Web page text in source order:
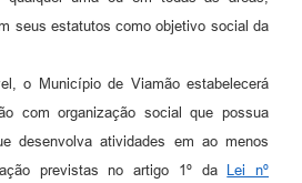
seus estatutos como objetivo social da
o Município de Viamão estabelecerá
com organização social que possua
desenvolva atividades em ao menos
previstas no artigo 1º da
Lei nº